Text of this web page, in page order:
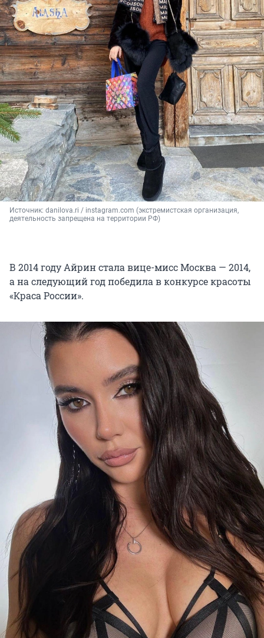
Источник: danilova.ri / instagram.com (экстремистская организация,
деятельность запрещена на территории РФ)
В 2014 году Айрин стала вице-мисс Москва — 2014,
а на следующий год победила в конкурсе красоты
«Краса России».